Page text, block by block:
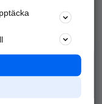
sökningar